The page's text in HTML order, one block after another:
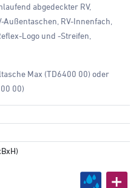
abgedeckter RV,
RV-Innenfach,
Logo und -Streifen,
Max (TD6400 00) oder
00)